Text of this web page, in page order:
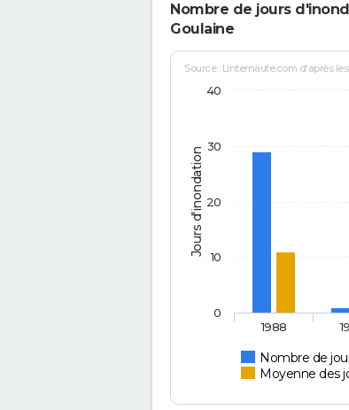
Nombre de jours
Goulaine
Jours d'inondation
Source : Linternaute.com d'après
Nombre de
Moyenne des
1988
0
10
20
30
40